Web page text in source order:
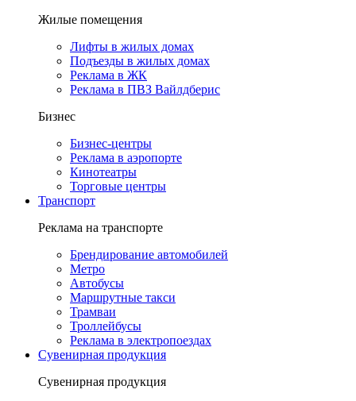
Жилые помещения
Лифты в жилых домах
Подъезды в жилых домах
Реклама в ЖК
Реклама в ПВЗ Вайлдберис
Бизнес
Бизнес-центры
Реклама в аэропорте
Кинотеатры
Торговые центры
Транспорт
Реклама на транспорте
Брендирование автомобилей
Метро
Автобусы
Маршрутные такси
Трамваи
Троллейбусы
Реклама в электропоездах
Сувенирная продукция
Сувенирная продукция